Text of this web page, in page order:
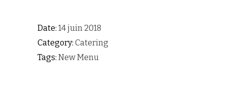
Date: 14 juin 2018
Category: Catering
Tags: New Menu